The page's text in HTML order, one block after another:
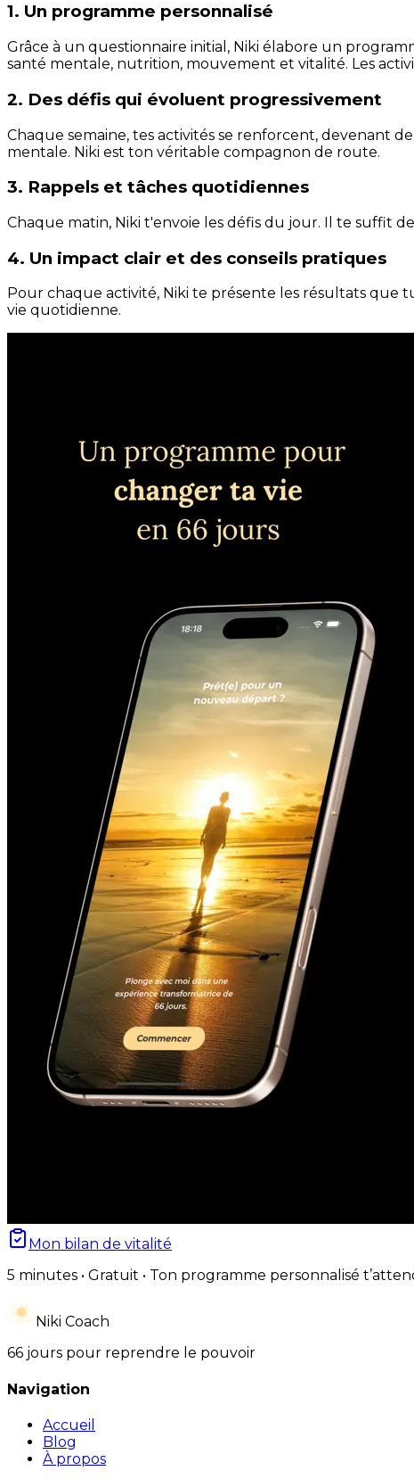
1. Un programme personnalisé
Grâce à un questionnaire initial, Niki élabore un
santé mentale, nutrition, mouvement et vitalité. Les
2. Des défis qui évoluent progressivement
Chaque semaine, tes activités se renforcent, devenant
mentale. Niki est ton véritable compagnon de route.
3. Rappels et tâches quotidiennes
Chaque matin, Niki t'envoie les défis du jour. Il te suffit
4. Un impact clair et des conseils pratiques
Pour chaque activité, Niki te présente les résultats que
vie quotidienne.
Mon bilan de vitalité
5 minutes • Gratuit • Ton programme personnalisé
Niki Coach
66 jours pour reprendre le pouvoir
Navigation
Accueil
Blog
À propos